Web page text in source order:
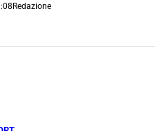
Redazione